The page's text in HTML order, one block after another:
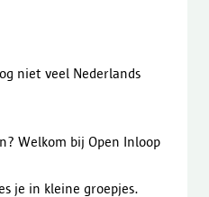
niet veel Nederlands
Welkom bij Open Inloop
je in kleine groepjes.